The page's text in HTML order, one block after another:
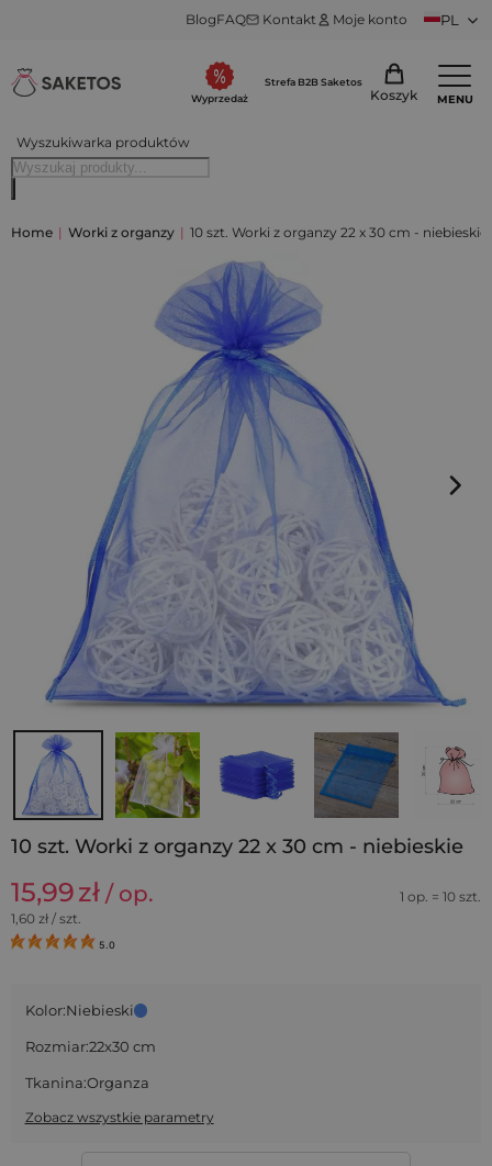
BlogFAQ Kontakt Moje konto PL
Wyszukiwarka produktów
Wyprzedaż
Strefa B2B Saketos
Koszyk MENU
Home | Worki z organzy | 10 szt. Worki z organzy 22 x 30 cm - niebieskie
10 szt. Worki z organzy 22 x 30 cm - niebieskie
15,99zł / op.
1 op. = 10 szt.
1,60 zł / szt.
5.0
Kolor:Niebieski
Rozmiar:22x30 cm
Tkanina:Organza
Zobacz wszystkie parametry